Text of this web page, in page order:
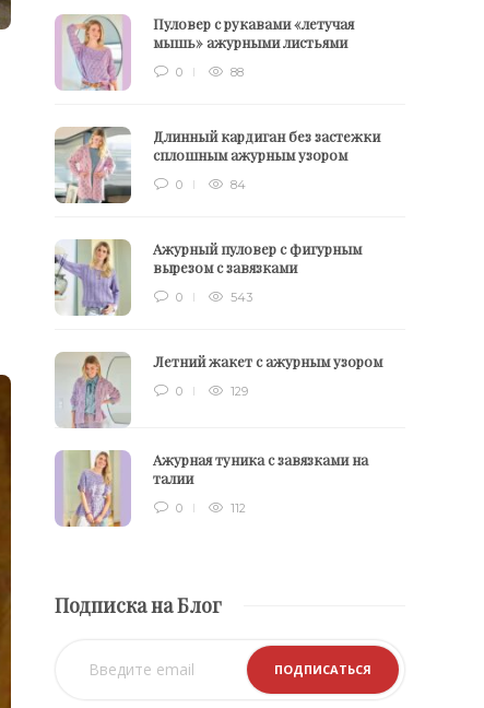
Пуловер с рукавами «летучая
мышь» ажурными листьями
0 88
Длинный кардиган без застежки
сплошным ажурным узором
0 84
Ажурный пуловер с фигурным
вырезом с завязками
0 543
Летний жакет с ажурным узором
0 129
Ажурная туника с завязками на
талии
0 112
Подписка на Блог